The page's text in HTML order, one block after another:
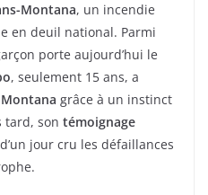
Montana, un incendie
en deuil national. Parmi
porte aujourd’hui le
, seulement 15 ans, a
grâce à un instinct
tard, son témoignage
jour cru les défaillances